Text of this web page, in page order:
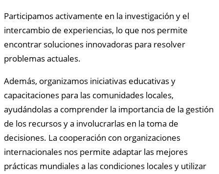
Participamos activamente en la investigación y el
intercambio de experiencias, lo que nos permite
encontrar soluciones innovadoras para resolver
problemas actuales.
Además, organizamos iniciativas educativas y
capacitaciones para las comunidades locales,
ayudándolas a comprender la importancia de la gestión
de los recursos y a involucrarlas en la toma de
decisiones. La cooperación con organizaciones
internacionales nos permite adaptar las mejores
prácticas mundiales a las condiciones locales y utilizar